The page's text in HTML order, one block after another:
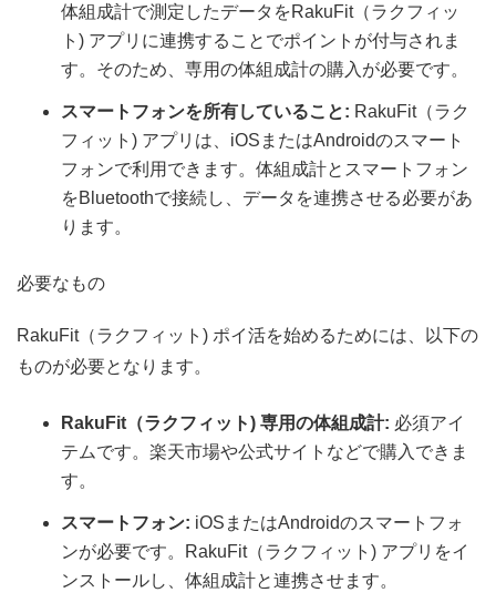
体組成計で測定したデータをRakuFit（ラクフィッ
ト) アプリに連携することでポイントが付与されま
す。そのため、専用の体組成計の購入が必要です。
スマートフォンを所有していること: RakuFit（ラク
フィット) アプリは、iOSまたはAndroidのスマート
フォンで利用できます。体組成計とスマートフォン
をBluetoothで接続し、データを連携させる必要があ
ります。
必要なもの
RakuFit（ラクフィット) ポイ活を始めるためには、以下の
ものが必要となります。
RakuFit（ラクフィット) 専用の体組成計: 必須アイ
テムです。楽天市場や公式サイトなどで購入できま
す。
スマートフォン: iOSまたはAndroidのスマートフォ
ンが必要です。RakuFit（ラクフィット) アプリをイ
ンストールし、体組成計と連携させます。